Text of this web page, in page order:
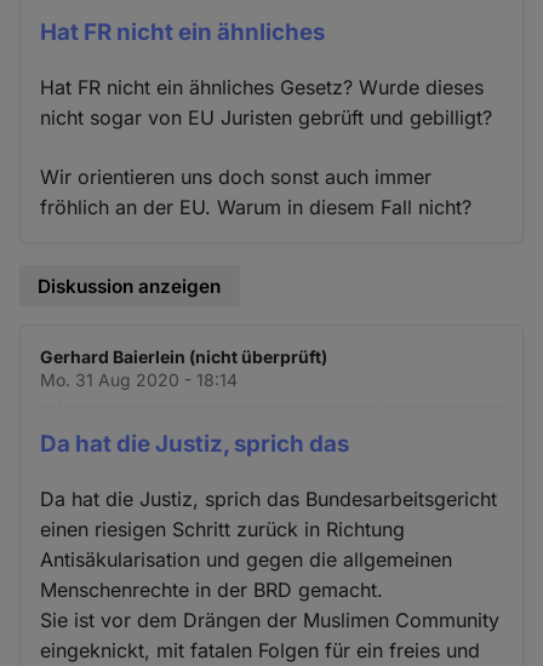
Hat FR nicht ein ähnliches
Hat FR nicht ein ähnliches Gesetz? Wurde dieses
nicht sogar von EU Juristen gebrüft und gebilligt?
Wir orientieren uns doch sonst auch immer
fröhlich an der EU. Warum in diesem Fall nicht?
Diskussion anzeigen
Gerhard Baierlein (nicht überprüft)
Mo. 31 Aug 2020 - 18:14
Da hat die Justiz, sprich das
Da hat die Justiz, sprich das Bundesarbeitsgericht
einen riesigen Schritt zurück in Richtung
Antisäkularisation und gegen die allgemeinen
Menschenrechte in der BRD gemacht.
Sie ist vor dem Drängen der Muslimen Community
eingeknickt, mit fatalen Folgen für ein freies und